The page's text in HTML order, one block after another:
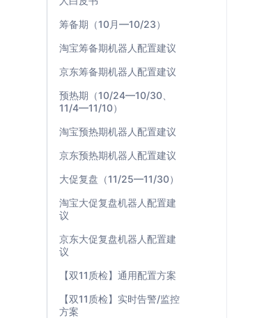
筹备期（10月—10/23）
淘宝筹备期机器人配置建议
京东筹备期机器人配置建议
预热期（10/24—10/30、
11/4—11/10）
淘宝预热期机器人配置建议
京东预热期机器人配置建议
大促复盘（11/25—11/30）
淘宝大促复盘机器人配置建
议
京东大促复盘机器人配置建
议
【双11质检】通用配置方案
【双11质检】实时告警/监控
方案